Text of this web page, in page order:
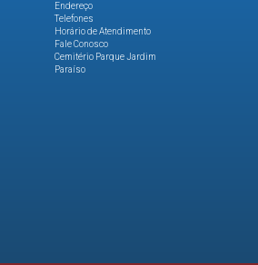
Endereço
Telefones
Horário de Atendimento
Fale Conosco
Cemitério Parque Jardim
Paraíso